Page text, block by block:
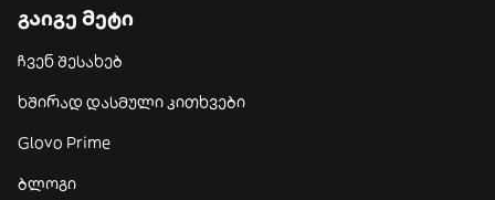
გაიგე მეტი
ჩვენ შესახებ
ხშირად დასმული კითხვები
Glovo Prime
ბლოგი